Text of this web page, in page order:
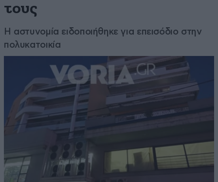
τους
Η αστυνομία ειδοποιήθηκε για επεισόδιο στην
πολυκατοικία